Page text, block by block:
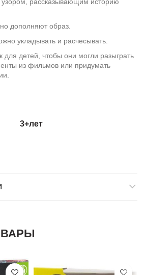
рассказывающим историю
дополняют образ.
укладывать и расчесывать.
для детей, чтобы они могли разыграть
из фильмов или придумать
3+лет